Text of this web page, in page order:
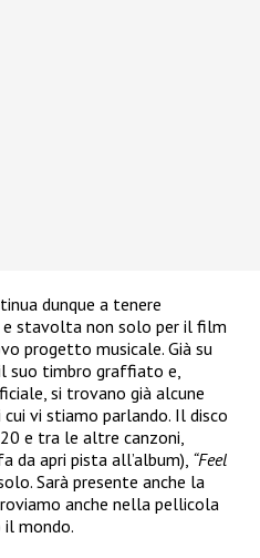
dunque a tenere
e stavolta non solo per il film
progetto musicale. Già su
suo timbro graffiato e,
si trovano già alcune
vi stiamo parlando. Il disco
e tra le altre canzoni,
da apri pista all’album), “Feel
Sarà presente anche la
anche nella pellicola
il mondo.